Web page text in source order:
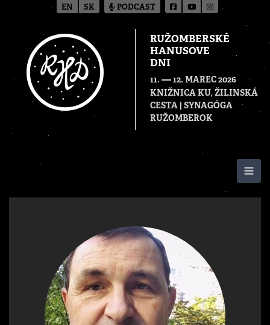
RUŽOMBERSKÉ
HANUSOVE
DNI
11. — 12. MAREC 2026
KNIŽNICA KU, ŽILINSKÁ
CESTA | SYNAGÓGA
RUŽOMBEROK
EN SK PODCAST